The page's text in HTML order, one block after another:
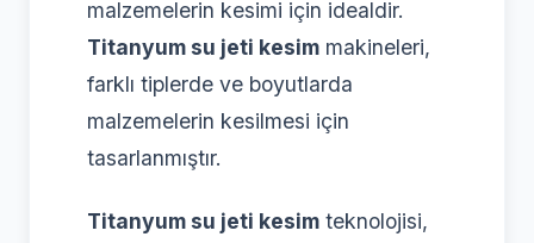
malzemelerin kesimi için idealdir.
Titanyum su jeti kesim makineleri,
farklı tiplerde ve boyutlarda
malzemelerin kesilmesi için
tasarlanmıştır.
Titanyum su jeti kesim teknolojisi,